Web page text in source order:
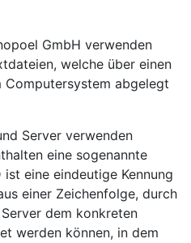
GmbH verwenden
welche über einen
abgelegt
Server verwenden
eine sogenannte
eine eindeutige Kennung
einer Zeichenfolge, durch
dem konkreten
werden können, in dem